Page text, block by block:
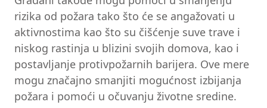
rizika od požara tako što će se angažovati u
aktivnostima kao što su čišćenje suve trave i
niskog rastinja u blizini svojih domova, kao i
postavljanje protivpožarnih barijera. Ove mere
mogu značajno smanjiti mogućnost izbijanja
požara i pomoći u očuvanju životne sredine.